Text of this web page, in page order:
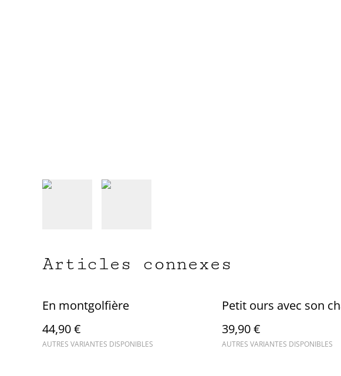
Articles connexes
En montgolfière
44,90 €
AUTRES VARIANTES DISPONIBLES
Petit ours avec son
39,90 €
AUTRES VARIANTES DISPONIBLES